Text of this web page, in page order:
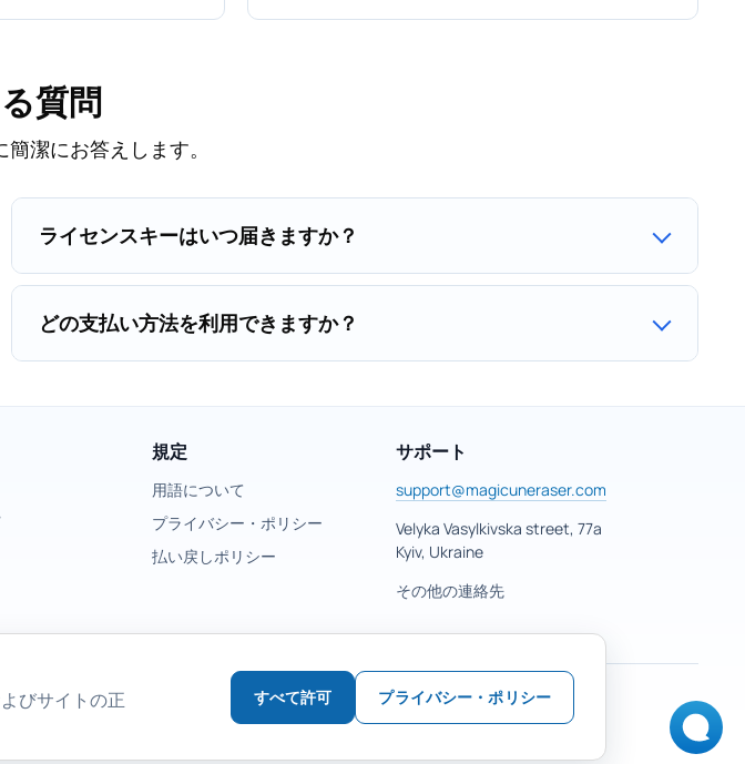
質問
潔にお答えします。
ライセンスキーはいつ届きますか？
どの支払い方法を利用できますか？
規定
用語について
プライバシー・ポリシー
払い戻しポリシー
サポート
support@magicuneraser.com
Velyka Vasylkivska street, 77a
Kyiv, Ukraine
その他の連絡先
Imperial Soft
びサイトの正
すべて許可 プライバシー・ポリシー